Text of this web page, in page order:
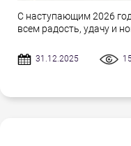
С наступающим 2026
всем радость, удачу и
31.12.2025